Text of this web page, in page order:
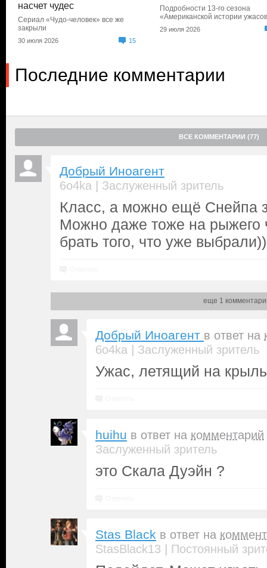
насчет чудес
Сериал «Чудо-человек» все же
закрыли
30 июля 2026 15
Подробности 13-го сезона
«Американской истории
29 июля 2026
Последние комментарии
ВСЕ КОММЕНТАРИИ (77)
Добрый Иноагент
6o4ka | Заслуженный зритель
Класс, а можно ещё Снейпа
Можно даже тоже на рыжего
брать того, что уже выбрали))
еще 1
Добрый Иноагент в ответ на
6o4ka | Заслуженный зритель
Ужас, летящий на
huihu в ответ на комментарий
Заслуженный зритель
это Скала Дуэйн ?
Stas Black в ответ на
StasBlack13 | Постоянный